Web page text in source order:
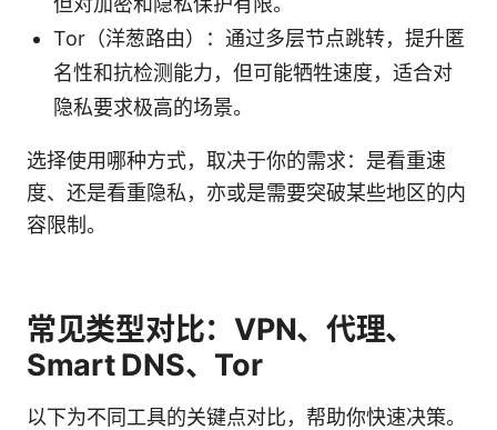
Tor（洋葱路由）：通过多层节点跳转，提升匿
名性和抗检测能力，但可能牺牲速度，适合对
隐私要求极高的场景。
选择使用哪种方式，取决于你的需求：是看重速
度、还是看重隐私，亦或是需要突破某些地区的内
容限制。
常见类型对比：VPN、代理、
Smart DNS、Tor
以下为不同工具的关键点对比，帮助你快速决策。